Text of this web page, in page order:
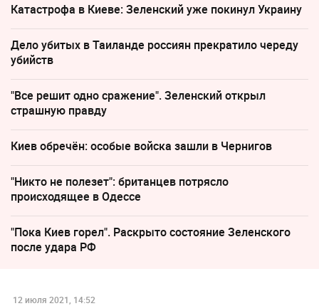
Катастрофа в Киеве: Зеленский уже покинул Украину
Дело убитых в Таиланде россиян прекратило череду
убийств
"Все решит одно сражение". Зеленский открыл
страшную правду
Киев обречён: особые войска зашли в Чернигов
"Никто не полезет": британцев потрясло
происходящее в Одессе
"Пока Киев горел". Раскрыто состояние Зеленского
после удара РФ
12 июля 2021, 14:52